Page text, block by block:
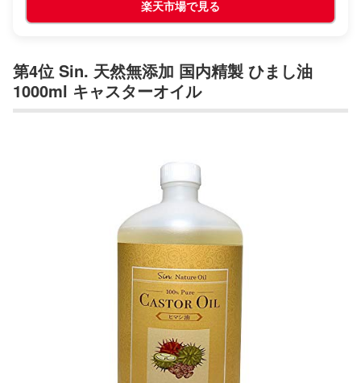
楽天市場で見る
第4位 Sin. 天然無添加 国内精製 ひまし油
1000ml キャスターオイル